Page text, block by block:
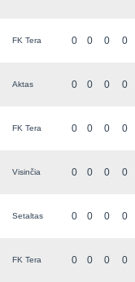
FK Tera 0 0 0 0
Aktas 0 0 0 0
FK Tera 0 0 0 0
Visinčia 0 0 0 0
Setaltas 0 0 0 0
FK Tera 0 0 0 0